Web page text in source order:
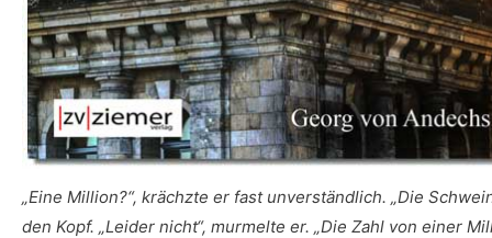
„Eine Million?“, krächzte er fast unverständlich. „Die
den Kopf. „Leider nicht“, murmelte er. „Die Zahl von einer